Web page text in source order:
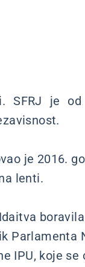
SFRJ je od
je 2016.
lenti.
Parlamenta
IPU, koje se